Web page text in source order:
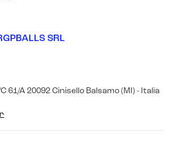
SRL
61/A 20092 Cinisello Balsamo (MI) - Italia